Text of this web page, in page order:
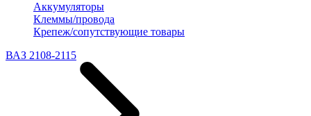
Аккумуляторы
Клеммы/провода
Крепеж/сопутствующие товары
ВАЗ 2108-2115